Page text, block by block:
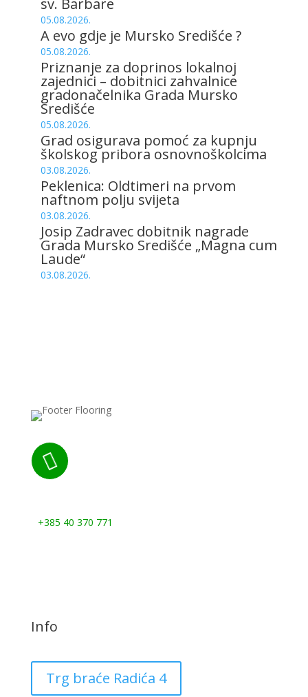
sv. Barbare
05.08.2026.
A evo gdje je Mursko Središće ?
05.08.2026.
Priznanje za doprinos lokalnoj
zajednici – dobitnici zahvalnice
gradonačelnika Grada Mursko
Središće
05.08.2026.
Grad osigurava pomoć za kupnju
školskog pribora osnovnoškolcima
03.08.2026.
Peklenica: Oldtimeri na prvom
naftnom polju svijeta
03.08.2026.
Josip Zadravec dobitnik nagrade
Grada Mursko Središće „Magna cum
Laude“
03.08.2026.

+385 40 370 771
Info
Trg braće Radića 4